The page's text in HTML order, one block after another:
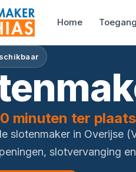
Home
minuten ter
slotenmaker in Overijse
slotvervanging